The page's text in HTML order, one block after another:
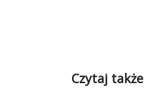
Czytaj także